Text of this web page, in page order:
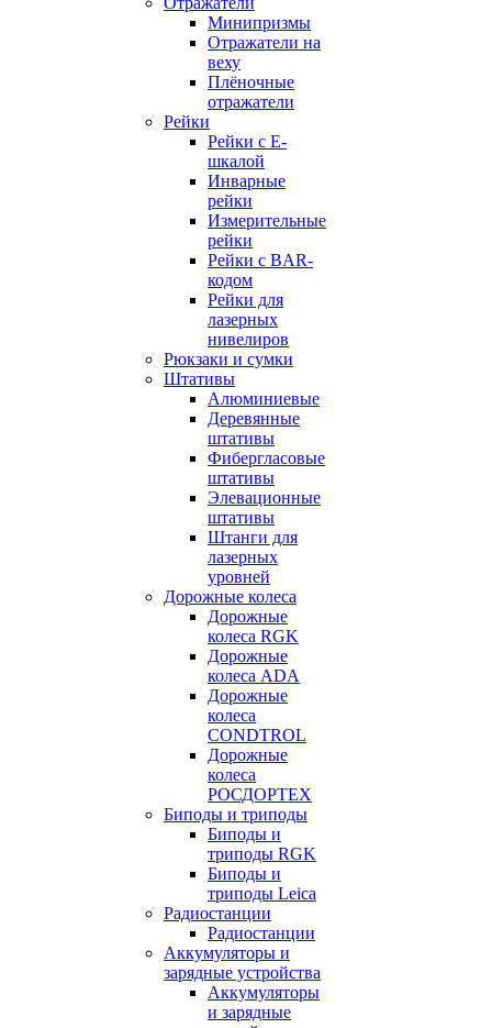
Минипризмы
Отражатели на
веху
Плёночные
отражатели
Рейки
Рейки с E-
шкалой
Инварные
рейки
Измерительные
рейки
Рейки с BAR-
кодом
Рейки для
лазерных
нивелиров
Рюкзаки и сумки
Штативы
Алюминиевые
Деревянные
штативы
Фибергласовые
штативы
Элевационные
штативы
Штанги для
лазерных
уровней
Дорожные колеса
Дорожные
колеса RGK
Дорожные
колеса ADA
Дорожные
колеса
CONDTROL
Дорожные
колеса
РОСДОРТЕХ
Биподы и триподы
Биподы и
триподы RGK
Биподы и
триподы Leica
Радиостанции
Радиостанции
Аккумуляторы и
зарядные устройства
Аккумуляторы
и зарядные